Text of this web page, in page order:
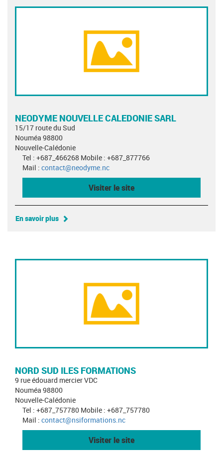
NEODYME NOUVELLE CALEDONIE SARL
15/17 route du Sud
Nouméa 98800
Nouvelle-Calédonie
Tel : +687_466268 Mobile : +687_877766
Mail : contact@neodyme.nc
Visiter le site
En savoir plus
NORD SUD ILES FORMATIONS
9 rue édouard mercier VDC
Nouméa 98800
Nouvelle-Calédonie
Tel : +687_757780 Mobile : +687_757780
Mail : contact@nsiformations.nc
Visiter le site